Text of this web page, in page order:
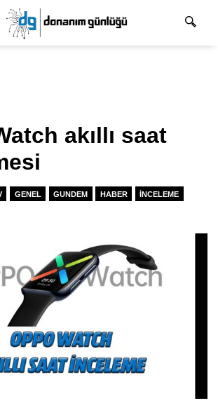
akıllı saat
GENEL GUNDEM HABER İNCELEME